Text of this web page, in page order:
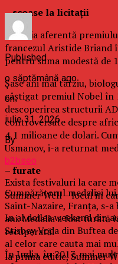
– scoase la licitaţii
Medalia aferentă
francezul Aristide Briand
pentru suma modestă de
Şase ani mai târziu,
câştigat premiul Nobel
descoperirea structurii
controversate despre
4,1 milioane de dolari.
Usmanov, i-a returnat
– furate
Cumpărătorul medaliei
Saint-Nazaire, Franţa, s-
ani. Medalia a fost furată
recuperată.
În India, în 2017, mai
Published
o săptămână ago
on
iulie 31, 2026
By
b2bseo
Exista festivaluri la care
Summer Well – locul in
In al doilea weekend din
Stirbey Voda din Buftea
al celor care cauta mai
la prima editie, Summer